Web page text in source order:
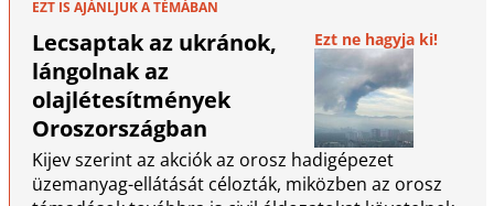
EZT IS AJÁNLJUK A TÉMÁBAN
Lecsaptak az ukránok,
lángolnak az
olajlétesítmények
Oroszországban
Ezt ne hagyja ki!
Kijev szerint az akciók az orosz hadigépezet
üzemanyag-ellátását célozták, miközben az orosz